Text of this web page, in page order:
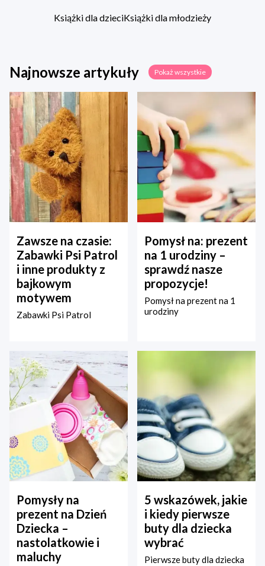
Książki dla dzieciKsiążki dla młodzieży
Najnowsze artykuły Pokaż wszystkie
Zawsze na czasie:
Zabawki Psi Patrol
i inne produkty z
bajkowym
motywem
Zabawki Psi Patrol
Pomysł na: prezent
na 1 urodziny –
sprawdź nasze
propozycje!
Pomysł na prezent na 1
urodziny
Pomysły na
prezent na Dzień
Dziecka –
nastolatkowie i
maluchy
5 wskazówek, jakie
i kiedy pierwsze
buty dla dziecka
wybrać
Pierwsze buty dla dziecka